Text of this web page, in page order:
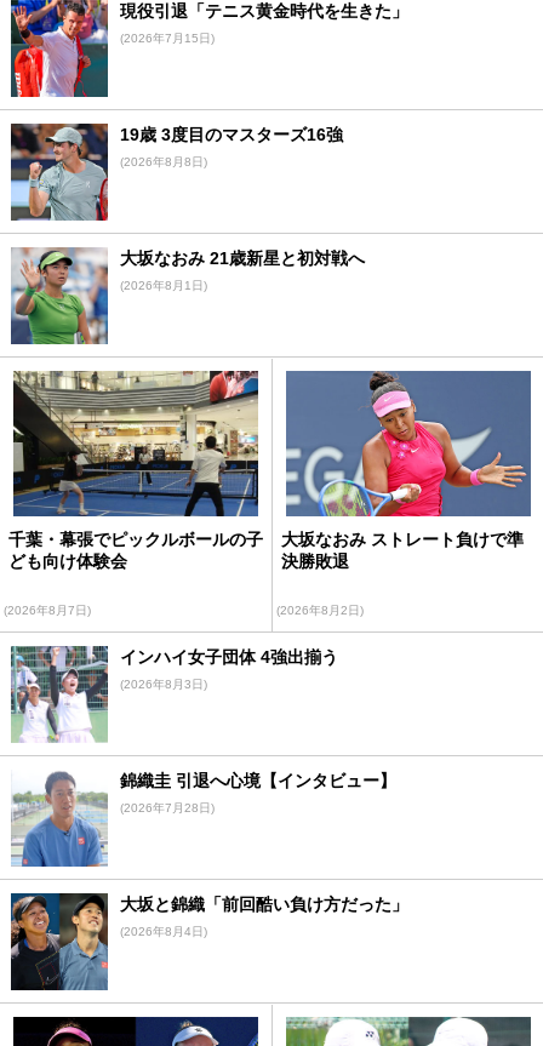
現役引退「テニス黄金時代を生きた」
(2026年7月15日)
19歳 3度目のマスターズ16強
(2026年8月8日)
大坂なおみ 21歳新星と初対戦へ
(2026年8月1日)
千葉・幕張でピックルボールの子
ども向け体験会
(2026年8月7日)
大坂なおみ ストレート負けで準
決勝敗退
(2026年8月2日)
インハイ女子団体 4強出揃う
(2026年8月3日)
錦織圭 引退へ心境【インタビュー】
(2026年7月28日)
大坂と錦織「前回酷い負け方だった」
(2026年8月4日)